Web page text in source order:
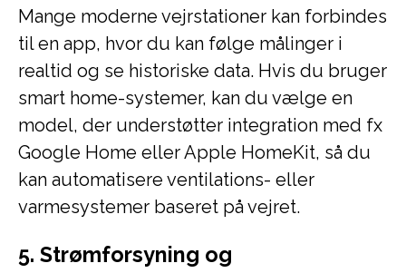
Mange moderne vejrstationer kan forbindes
til en app, hvor du kan følge målinger i
realtid og se historiske data. Hvis du bruger
smart home-systemer, kan du vælge en
model, der understøtter integration med fx
Google Home eller Apple HomeKit, så du
kan automatisere ventilations- eller
varmesystemer baseret på vejret.
5. Strømforsyning og